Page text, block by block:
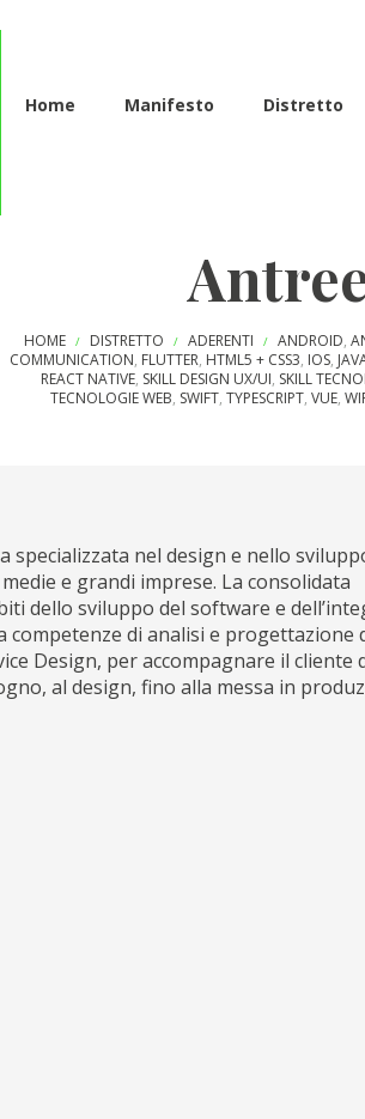
Home Manifesto Distretto
HOME / DISTRETTO / ADERENTI / ANDROID,
COMMUNICATION, FLUTTER, HTML5 + CSS3, IOS,
REACT NATIVE, SKILL DESIGN UX/UI, SKILL
TECNOLOGIE WEB, SWIFT,TYPESCRIPT,VUE,
specializzata nel design e nello
e grandi imprese. La consolidata
dello sviluppo del software e
competenze di analisi e progettazione
Design, per accompagnare il cliente
al design, fino alla messa in